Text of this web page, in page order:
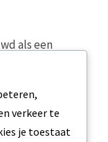
als een
of
verkeer te
je toestaat